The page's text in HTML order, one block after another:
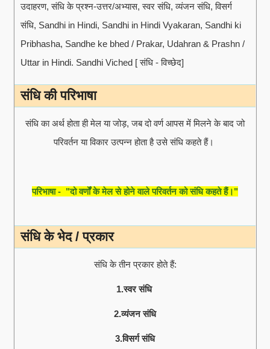
उदाहरण, संधि के प्रश्न-उत्तर/अभ्यास, स्वर संधि, व्यंजन संधि, विसर्ग
संधि, Sandhi in Hindi, Sandhi in Hindi Vyakaran, Sandhi ki
Pribhasha, Sandhe ke bhed / Prakar, Udahran & Prashn /
Uttar in Hindi. Sandhi Viched [ संधि - विच्छेद]
संधि की परिभाषा
संधि का अर्थ होता ही मेल या जोड़, जब दो वर्ण आपस में मिलने के बाद जो
परिवर्तन या विकार उत्पन्न होता है उसे संधि कहते हैं।
परिभाषा - "दो वर्णों के मेल से होने वाले परिवर्तन को संधि कहते हैं।"
संधि के भेद / प्रकार
संधि के तीन प्रकार होते हैं:
1.स्वर संधि
2.व्यंजन संधि
3.विसर्ग संधि